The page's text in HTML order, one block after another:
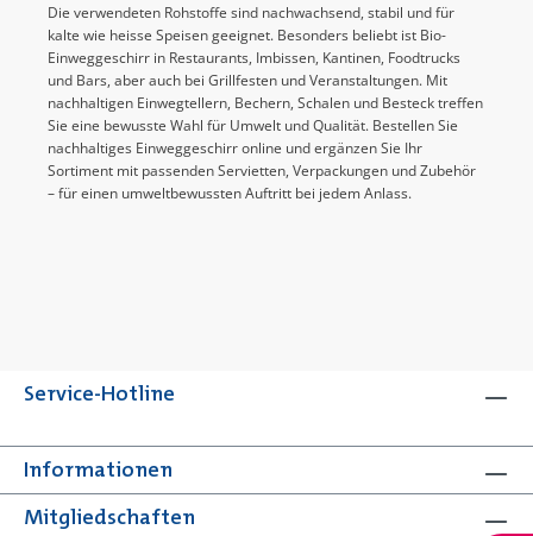
Die verwendeten Rohstoffe sind nachwachsend, stabil und für
kalte wie heisse Speisen geeignet. Besonders beliebt ist Bio-
Einweggeschirr in Restaurants, Imbissen, Kantinen, Foodtrucks
und Bars, aber auch bei Grillfesten und Veranstaltungen. Mit
nachhaltigen Einwegtellern, Bechern, Schalen und Besteck treffen
Sie eine bewusste Wahl für Umwelt und Qualität. Bestellen Sie
nachhaltiges Einweggeschirr online und ergänzen Sie Ihr
Sortiment mit passenden Servietten, Verpackungen und Zubehör
– für einen umweltbewussten Auftritt bei jedem Anlass.
Service-Hotline
Mitgliedschaften
Informationen